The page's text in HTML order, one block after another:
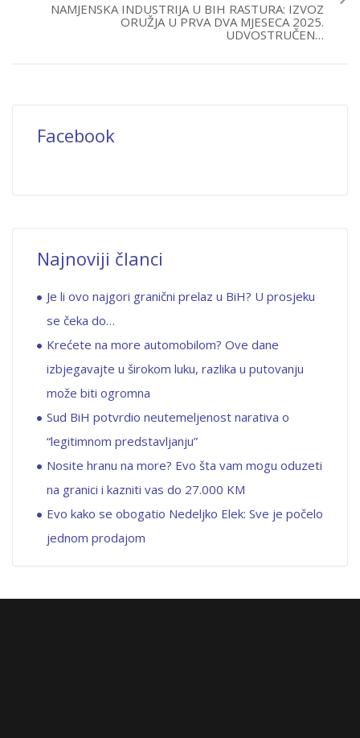
NAMJENSKA INDUSTRIJA U BIH RASTURA: IZVOZ
ORUŽJA U PRVA DVA MJESECA 2025.
UDVOSTRUČEN…
Facebook
Najnoviji članci
Je li ovo najgori granični prelaz u BiH? U prosjeku
se čeka do…
Krećete na more automobilom? Ove dane
izbjegavajte u širokom luku, razlika u putovanju
može biti ogromna
Sud BiH potvrdio neutemeljenost narativa o
“legitimnom predstavljanju”
Nosite hranu na more? Evo šta vam mogu oduzeti
na granici i kazniti vas do 27.000 KM
Evo kako se obogatio Nedeljko Elek: Sve je počelo
jednom prodajom